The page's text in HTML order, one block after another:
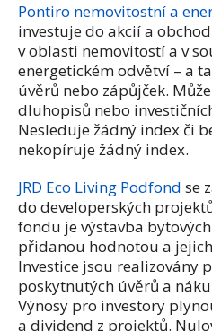
Pontiro nemovitostní a
investuje do akcií a
v oblasti nemovitostí a v
energetickém odvětví – a
úvěrů nebo zápůjček.
dluhopisů nebo
Nesleduje žádný index či
nekopíruje žádný index.
JRD Eco Living Podfond se
do developerských
fondu je výstavba
přidanou hodnotou a
Investice jsou realizovány
poskytnutých úvěrů a
Výnosy pro investory
a dividend z projektů.